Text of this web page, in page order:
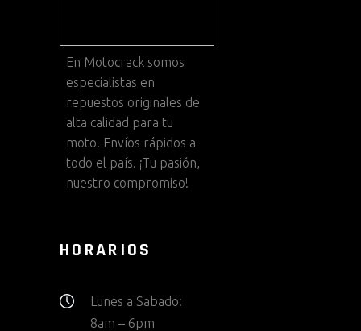
En Motocrack somos
especialistas en
repuestos originales de
alta calidad para tu
moto. Envíos rápidos a
todo el país. ¡Tu pasión,
nuestro compromiso!
HORARIOS
Lunes a Sabado:
8am – 6pm